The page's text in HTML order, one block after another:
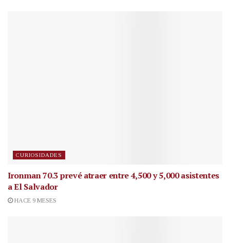
CURIOSIDADES
Ironman 70.3 prevé atraer entre 4,500 y 5,000 asistentes
a El Salvador
HACE 9 MESES